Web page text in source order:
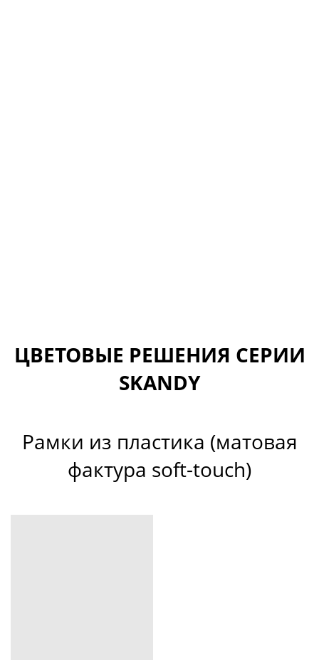
ЦВЕТОВЫЕ РЕШЕНИЯ СЕРИИ
SKANDY
Рамки из пластика (матовая
фактура soft-touch)